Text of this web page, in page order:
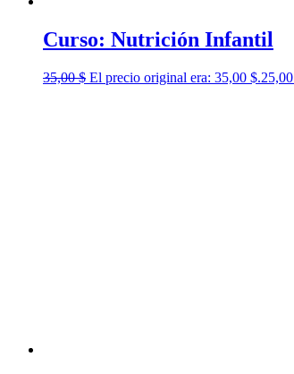
Curso: Nutrición Infantil
35,00$ El precio original era: 35,00 $.25,00